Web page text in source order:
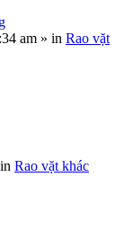
am » in Rao vặt
Rao vặt khác